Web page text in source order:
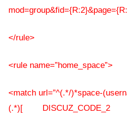
</rule>
<rule name=”home_space”>
<match url=”^(.*/)*space-
(.*)[ DISCUZ_CODE_2